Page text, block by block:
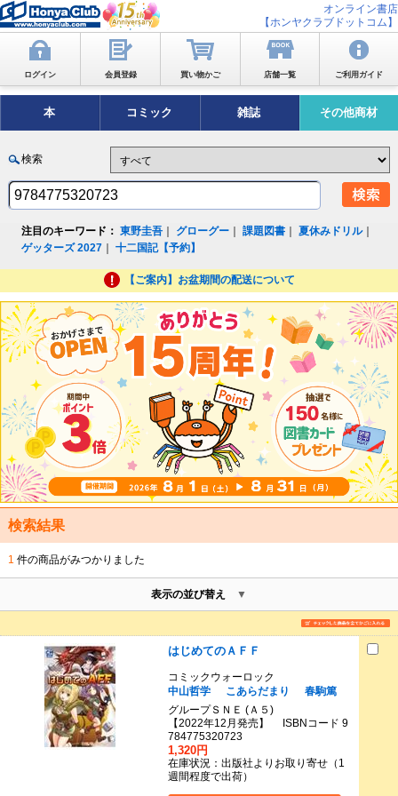
オンライン書店
【ホンヤクラブドットコム】
ログイン 会員登録 買い物かご 店舗一覧 ご利用ガイド
本 コミック 雑誌 その他商材
検索
注目のキーワード： 東野圭吾 グローグー ｜課題図書 ｜夏休みドリル｜
ゲッターズ 2027 ｜十二国記【予約】
【ご案内】お盆期間の配送について
検索結果
1 件の商品がみつかりました
表示の並び替え
はじめてのＡＦＦ
コミックウォーロック
中山哲学
こあらだまり
春駒篤
グループＳＮＥ (Ａ５)
【2022年12月発売】 ISBNコード 9
784775320723
1,320円
在庫状況：出版社よりお取り寄せ（1
週間程度で出荷）